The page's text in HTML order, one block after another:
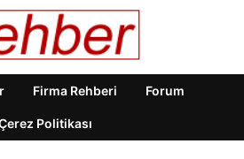
Firma Rehberi Forum
Politikası